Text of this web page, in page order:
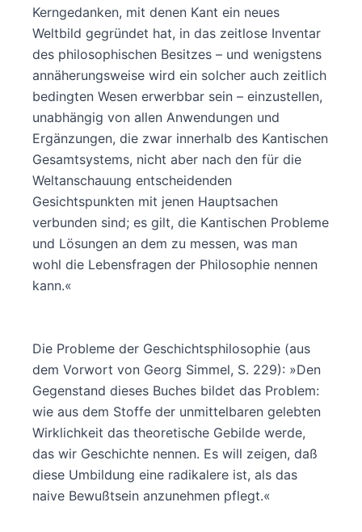
Kerngedanken, mit denen Kant ein neues
Weltbild gegründet hat, in das zeitlose Inventar
des philosophischen Besitzes – und wenigstens
annäherungsweise wird ein solcher auch zeitlich
bedingten Wesen erwerbbar sein – einzustellen,
unabhängig von allen Anwendungen und
Ergänzungen, die zwar innerhalb des Kantischen
Gesamtsystems, nicht aber nach den für die
Weltanschauung entscheidenden
Gesichtspunkten mit jenen Hauptsachen
verbunden sind; es gilt, die Kantischen Probleme
und Lösungen an dem zu messen, was man
wohl die Lebensfragen der Philosophie nennen
kann.«
Die Probleme der Geschichtsphilosophie (aus
dem Vorwort von Georg Simmel, S. 229): »Den
Gegenstand dieses Buches bildet das Problem:
wie aus dem Stoffe der unmittelbaren gelebten
Wirklichkeit das theoretische Gebilde werde,
das wir Geschichte nennen. Es will zeigen, daß
diese Umbildung eine radikalere ist, als das
naive Bewußtsein anzunehmen pflegt.«